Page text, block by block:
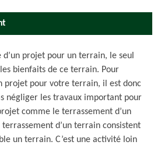
projet pour un terrain, le seul
bienfaits de ce terrain. Pour
projet pour votre terrain, il est donc
négliger les travaux important pour
comme le terrassement d’un
d’un terrain consistent
un terrain. C’est une activité loin